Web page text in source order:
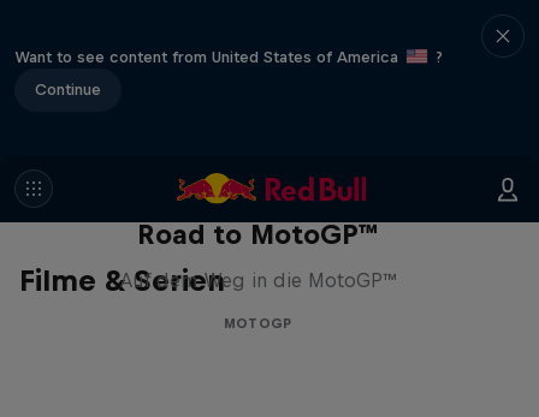
Want to see content from United States of America
?
Continue
Filme & Serien
Road to MotoGP™
Auf dem Weg in die MotoGP™
MOTOGP